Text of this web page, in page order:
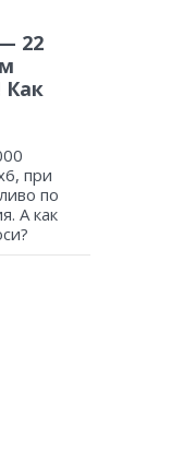
22
Как
при
по
А как